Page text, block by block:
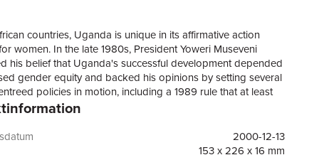
countries, Uganda is unique in its affirmative action
women. In the late 1980s, President Yoweri Museveni
his belief that Uganda's successful development depended
gender equity and backed his opinions by setting several
policies in motion, including a 1989 rule that at least
the Ugandan parliament be reserved for women.In this
women in nongovernmental organizations,
of Uganda, Sylvia Tamale explores how women's
2000-12-13
153 x 226 x 16 mm